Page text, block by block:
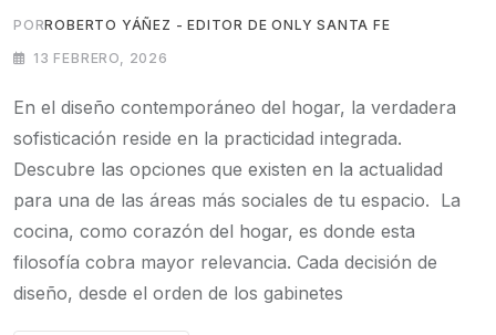
PORROBERTO YÁÑEZ - EDITOR DE ONLY SANTA FE
13 FEBRERO, 2026
En el diseño contemporáneo del hogar, la verdadera
sofisticación reside en la practicidad integrada.
Descubre las opciones que existen en la actualidad
para una de las áreas más sociales de tu espacio. La
cocina, como corazón del hogar, es donde esta
filosofía cobra mayor relevancia. Cada decisión de
diseño, desde el orden de los gabinetes